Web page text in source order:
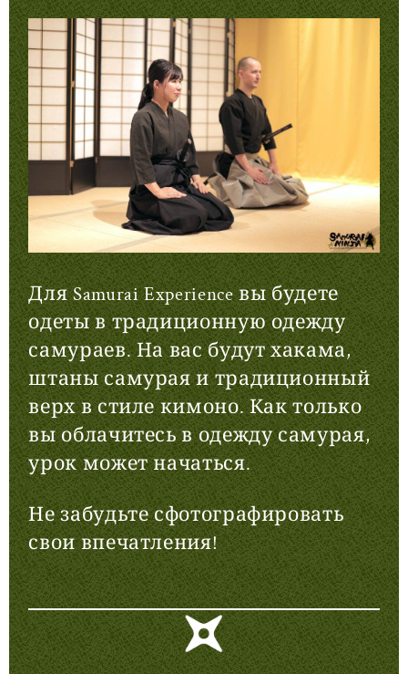
Для Samurai Experience вы будете
одеты в традиционную одежду
самураев. На вас будут хакама,
штаны самурая и традиционный
верх в стиле кимоно. Как только
вы облачитесь в одежду самурая,
урок может начаться.
Не забудьте сфотографировать
свои впечатления!